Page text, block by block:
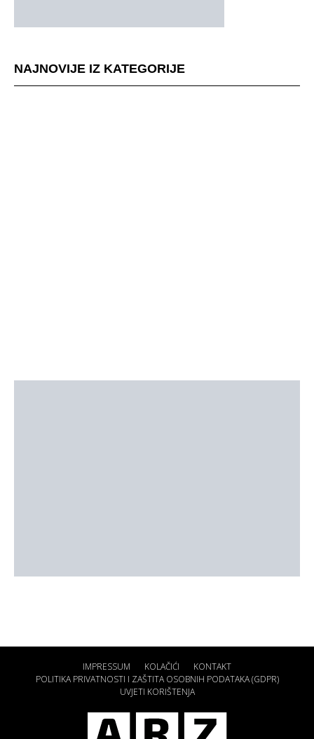
NAJNOVIJE IZ KATEGORIJE
IMPRESSUM KOLAČIĆI
KONTAKT
POLITIKA PRIVATNOSTI I ZAŠTITA OSOBNIH PODATAKA (GDPR)
UVJETI KORIŠTENJA